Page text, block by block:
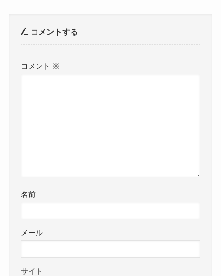
コメントする
コメント ※
名前
メール
サイト